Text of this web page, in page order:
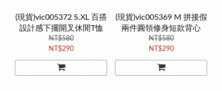
(現貨)vic005372 S.XL 百搭
設計感下擺開叉休閒T恤
NT$580
NT$290
(現貨)vic005369 M 拼接假
兩件圓領修身短款背心
NT$580
NT$290